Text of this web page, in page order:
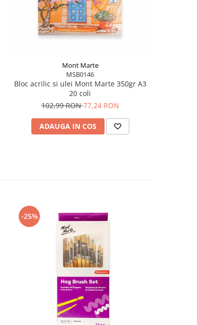
Mont Marte
MSB0146
Bloc acrilic si ulei Mont Marte 350gr A3
20 coli
102,99 RON77,24 RON
ADAUGA IN COS
-25%